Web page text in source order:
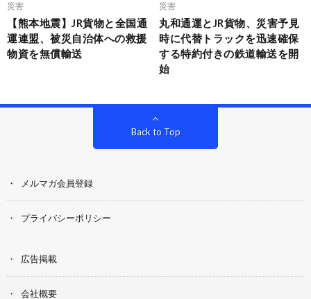
災害
【熊本地震】JR貨物と全国通
運連盟、被災自治体への救援
物資を無償輸送
災害
丸和通運とJR貨物、災害予見
時に代替トラックを迅速確保
する特約付きの鉄道輸送を開
始
Back to Top
メルマガ会員登録
プライバシーポリシー
広告掲載
会社概要